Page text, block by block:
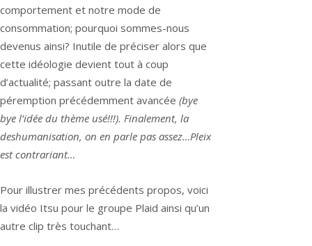
comportement et notre mode de
consommation; pourquoi sommes-nous
devenus ainsi? Inutile de préciser alors que
cette idéologie devient tout à coup
d’actualité; passant outre la date de
péremption précédemment avancée (bye
bye l’idée du thème usé!!!). Finalement, la
deshumanisation, on en parle pas assez…Pleix
est contrariant…
Pour illustrer mes précédents propos, voici
la vidéo Itsu pour le groupe Plaid ainsi qu’un
autre clip très touchant…